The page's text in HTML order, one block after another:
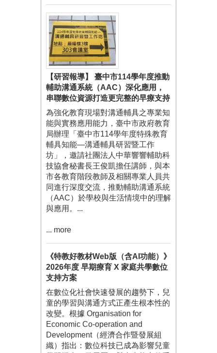
【研習報導】 臺中市114學年度推動
輔助溝通系統（AAC）深化應用，
串聯數位資源打造更完整的早療支持
為強化教育現場對溝通輔具之專業知
能與實務應用能力，臺中市政府教育
局辦理「臺中市114學年度特殊教育
輔具知能—溝通輔具研習暨工作
坊」，邀請社團法人中華響響輔助科
技協會秘書長王俊凱擔任講師，與本
市各教育階段教師及相關專業人員共
同進行深度交流，推動輔助溝通系統
（AAC）於學校與生活情境中的理解
與應用。...
... more
《特教好教材Web版（含AI功能）》
2026年度 早期療育 X 家庭共學數位
支持方案
在數位化社會快速發展的趨勢下，兒
童的學習與溝通方式正產生根本性的
改變。根據 Organisation for
Economic Co-operation and
Development（經濟合作暨發展組
織）指出：數位科技已成為影響兒童